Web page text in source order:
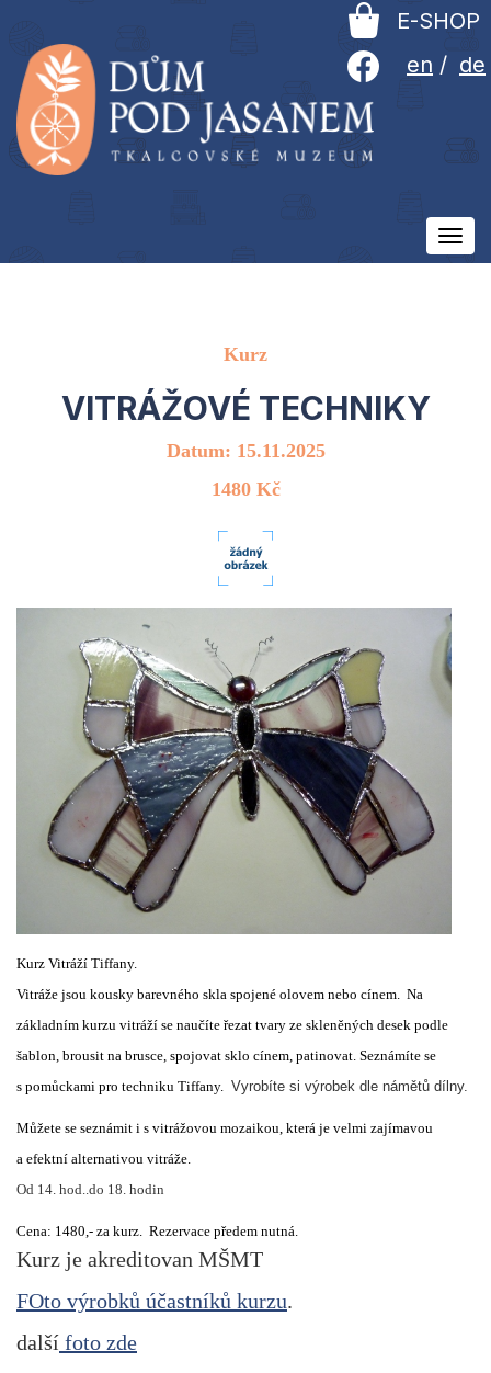
en / de
E-SHOP
Kurz
VITRÁŽOVÉ TECHNIKY
Datum: 15.11.2025
1480 Kč
Kurz Vitráží Tiffany.
Vitráže jsou kousky barevného skla spojené olovem nebo cínem. Na
základním kurzu vitráží se naučíte řezat tvary ze skleněných desek podle
šablon, brousit na brusce, spojovat sklo cínem, patinovat. Seznámíte se
s pomůckami pro techniku Tiffany. Vyrobíte si výrobek dle námětů dílny.
Můžete se seznámit i s vitrážovou mozaikou, která je velmi zajímavou
a efektní alternativou vitráže.
Od 14. hod..do 18. hodin
Cena: 1480,- za kurz. Rezervace předem nutná.
Kurz je akreditovan MŠMT
FOto výrobků účastníků kurzu.
další foto zde